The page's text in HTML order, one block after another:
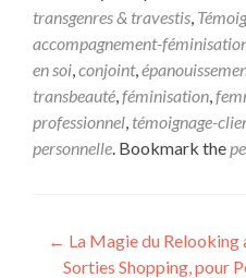
transgenres & travestis
accompagnement-
en soi conjoint,
transbeauté féminisation
professionnel témoignage-
personnelle . Bookmark the
← La Magie du Relooking
Sorties Shopping, pour